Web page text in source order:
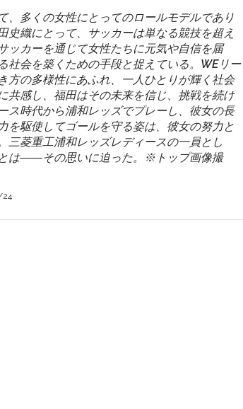
、多くの女性にとってのロールモデルであり
織にとって、サッカーは単なる競技を超え
ッカーを通じて女性たちに元気や自信を届
社会を築くための手段と捉えている。WEリー
方の多様性にあふれ、一人ひとりが輝く社会
共感し、福田はその未来を信じ、挑戦を続け
ス時代から浦和レッズでプレーし、彼女の長
を駆使してゴールを守る姿は、彼女の努力と
三菱重工浦和レッズレディースの一員とし
は――その思いに迫った。※トップ画像撮